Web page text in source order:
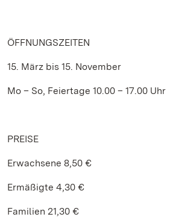
ÖFFNUNGSZEITEN
15. März bis 15. November
Mo – So, Feiertage 10.00 – 17.00 Uhr
PREISE
Erwachsene 8,50 €
Ermäßigte 4,30 €
Familien 21,30 €